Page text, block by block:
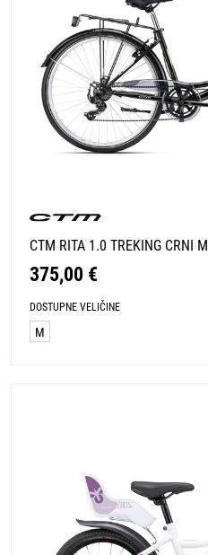
CTM RITA 1.0 TREKING CRNI M
375,00 €
DOSTUPNE VELIČINE
M